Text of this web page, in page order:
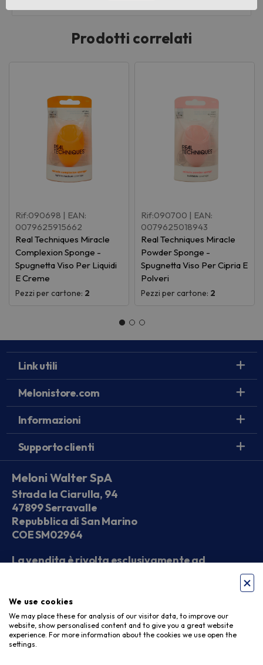
Prodotti correlati
Rif:090698 | EAN:
0079625915662
Real Techniques Miracle
Complexion Sponge -
Spugnetta Viso Per Liquidi
E Creme
Pezzi per cartone: 2
Rif:090700 | EAN:
0079625018943
Real Techniques Miracle
Powder Sponge -
Spugnetta Viso Per Cipria E
Polveri
Pezzi per cartone: 2
Link utili
Melonistore.com
Informazioni
Supporto clienti
Meloni Walter SpA
Strada la Ciarulla, 94
47899 Serravalle
Repubblica di San Marino
COE SM02964
La vendita è rivolta esclusivamente ad
Seguici sui social
We use cookies
We may place these for analysis of our visitor data, to improve our
website, show personalised content and to give you a great website
experience. For more information about the cookies we use open the
settings.